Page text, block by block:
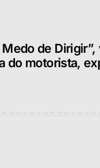
de Dirigir”,
do motorista,